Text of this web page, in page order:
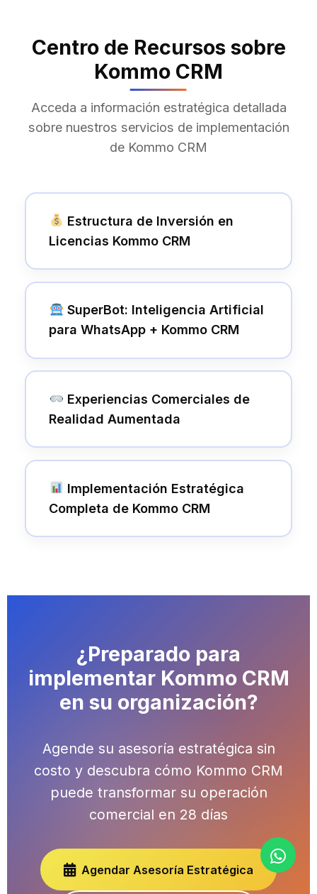
Centro de Recursos sobre
Kommo CRM
Acceda a información estratégica detallada
sobre nuestros servicios de implementación
de Kommo CRM
Estructura de Inversión en
Licencias Kommo CRM
SuperBot: Inteligencia Artificial
para WhatsApp + Kommo CRM
Experiencias Comerciales de
Realidad Aumentada
Implementación Estratégica
Completa de Kommo CRM
¿Preparado para
implementar Kommo CRM
en su organización?
Agende su asesoría estratégica sin
costo y descubra cómo Kommo CRM
puede transformar su operación
comercial en 28 días
Agendar Asesoría Estratégica